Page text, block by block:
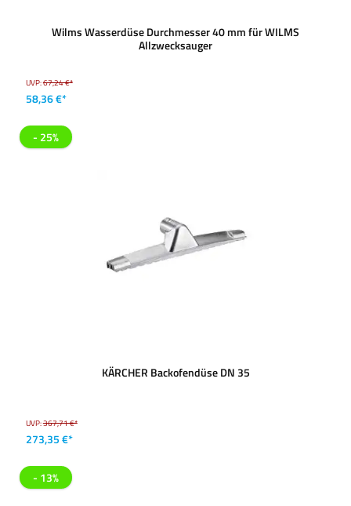
Wilms Wasserdüse Durchmesser 40 mm für WILMS
Allzwecksauger
UVP:67,24 €*
58,36 €*
- 25%
KÄRCHER Backofendüse DN 35
UVP:367,71 €*
273,35 €*
- 13%